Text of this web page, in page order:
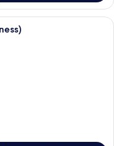
chambre d’hôtel avec un